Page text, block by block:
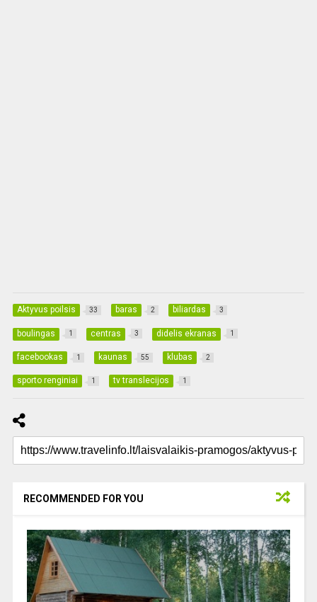
Aktyvus poilsis 33 baras 2 biliardas 3
boulingas 1 centras 3 didelis ekranas 1
facebookas 1 kaunas 55 klubas 2
sporto renginiai 1 tv translecijos 1
RECOMMENDED FOR YOU